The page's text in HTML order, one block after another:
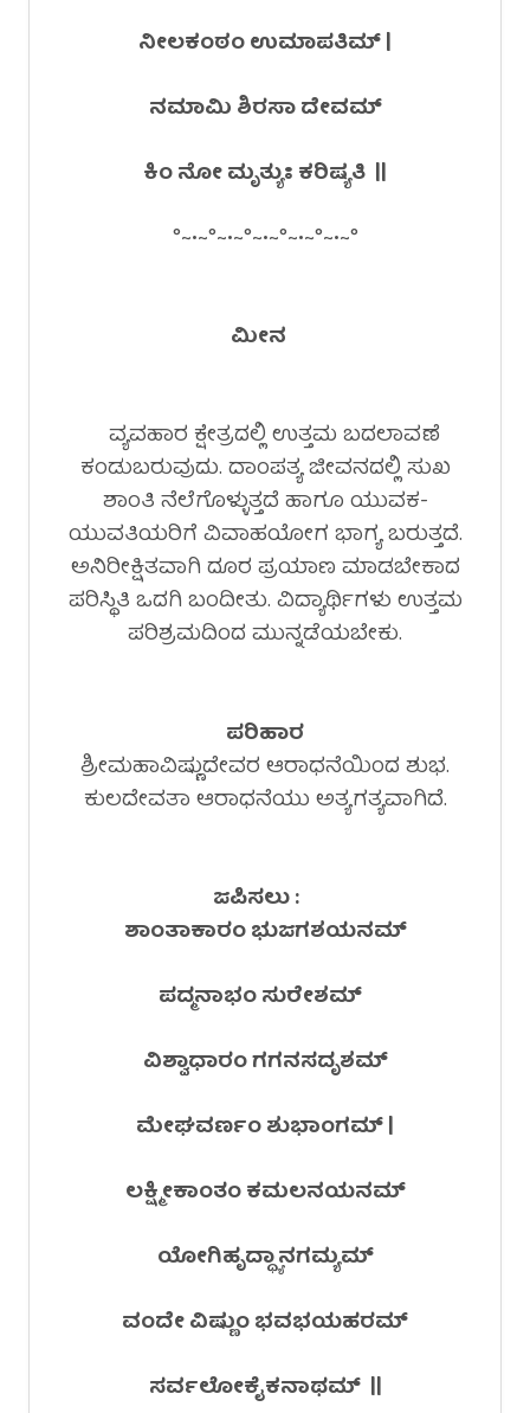
ನೀಲಕಂಠಂ ಉಮಾಪತಿಮ್ |
ನಮಾಮಿ ಶಿರಸಾ ದೇವಮ್
ಕಿಂ ನೋ ಮೃತ್ಯುಃ ಕರಿಷ್ಯತಿ ||
°~•~°~•~°~•~°~•~°~•~°
ಮೀನ
ವ್ಯವಹಾರ ಕ್ಷೇತ್ರದಲ್ಲಿ ಉತ್ತಮ ಬದಲಾವಣೆ
ಕಂಡುಬರುವುದು. ದಾಂಪತ್ಯ ಜೀವನದಲ್ಲಿ ಸುಖ
ಶಾಂತಿ ನೆಲೆಗೊಳ್ಳುತ್ತದೆ ಹಾಗೂ ಯುವಕ-
ಯುವತಿಯರಿಗೆ ವಿವಾಹಯೋಗ ಭಾಗ್ಯ ಬರುತ್ತದೆ.
ಅನಿರೀಕ್ಷಿತವಾಗಿ ದೂರ ಪ್ರಯಾಣ ಮಾಡಬೇಕಾದ
ಪರಿಸ್ಥಿತಿ ಒದಗಿ ಬಂದೀತು. ವಿದ್ಯಾರ್ಥಿಗಳು ಉತ್ತಮ
ಪರಿಶ್ರಮದಿಂದ ಮುನ್ನಡೆಯಬೇಕು.
ಪರಿಹಾರ
ಶ್ರೀಮಹಾವಿಷ್ಣುದೇವರ ಆರಾಧನೆಯಿಂದ ಶುಭ.
ಕುಲದೇವತಾ ಆರಾಧನೆಯು ಅತ್ಯಗತ್ಯವಾಗಿದೆ.
ಜಪಿಸಲು :
ಶಾಂತಾಕಾರಂ ಭುಜಗಶಯನಮ್
ಪದ್ಮನಾಭಂ ಸುರೇಶಮ್
ವಿಶ್ವಾಧಾರಂ ಗಗನಸದೃಶಮ್
ಮೇಘವರ್ಣಂ ಶುಭಾಂಗಮ್ |
ಲಕ್ಷ್ಮೀಕಾಂತಂ ಕಮಲನಯನಮ್
ಯೋಗಿಹೃದ್ಧ್ಯಾನಗಮ್ಯಮ್
ವಂದೇ ವಿಷ್ಣುಂ ಭವಭಯಹರಮ್
ಸರ್ವಲೋಕೈಕನಾಥಮ್ ||